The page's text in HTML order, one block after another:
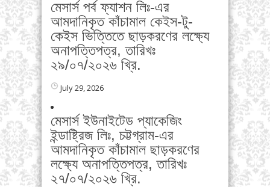
মেসার্স পর্ব ফ্যাশন লিঃ-এর
আমদানিকৃত কাঁচামাল কেইস-টু-
কেইস ভিত্তিতে ছাড়করণের লক্ষ্যে
অনাপত্তিপত্র, তারিখঃ
২৯/০৭/২০২৬ খ্রি.
July 29, 2026
মেসার্স ইউনাইটেড প্যাকেজিং
ইন্ডাষ্ট্রিজ লিঃ, চট্টগ্রাম-এর
আমদানিকৃত কাঁচামাল ছাড়করণের
লক্ষ্যে অনাপত্তিপত্র, তারিখঃ
২৭/০৭/২০২৬ খ্রি.